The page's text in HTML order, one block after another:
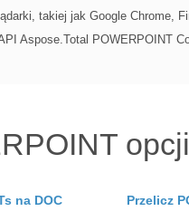
takiej jak Google Chrome,
Aspose.Total POWERPOINT
na DOC Przelicz